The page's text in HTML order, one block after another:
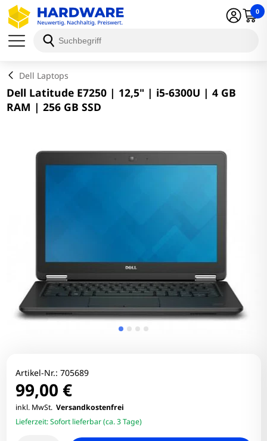
0
Dell Laptops
Dell Latitude E7250 | 12,5" | i5-6300U | 4 GB
RAM | 256 GB SSD
Artikel-Nr.: 705689
99,00 €
inkl. MwSt. Versandkostenfrei
Lieferzeit:Sofort lieferbar (ca. 3 Tage)
Schließen